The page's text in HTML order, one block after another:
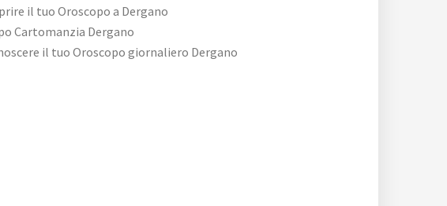
il tuo Oroscopo a Dergano
Cartomanzia Dergano
il tuo Oroscopo giornaliero Dergano